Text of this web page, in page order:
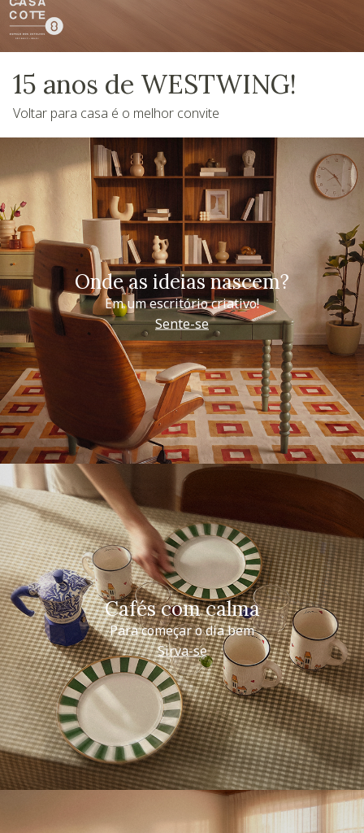
15 anos de WESTWING!
Voltar para casa é o melhor convite
Onde as ideias nascem?
Em um escritório criativo!
Sente-se
Cafés com calma
Para começar o dia bem
Sirva-se